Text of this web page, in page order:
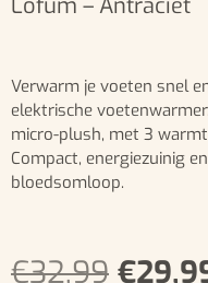
Verwarm je voeten snel
elektrische
micro-plush, met 3
Compact, energiezuinig
bloedsomloop.
€32,99 €